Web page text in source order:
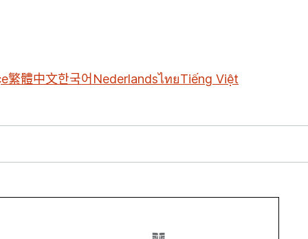
繁體中文한국어 NederlandsไทยTiếng Việt